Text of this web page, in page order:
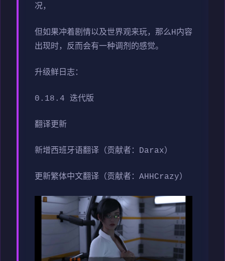
况，
但如果冲着剧情以及世界观来玩，那么H内容
出现时，反而会有一种调剂的感觉。
升级鲜日志：
0.18.4 迭代版
翻译更新
新增西班牙语翻译（贡献者：Darax）
更新繁体中文翻译（贡献者：AHHCrazy）